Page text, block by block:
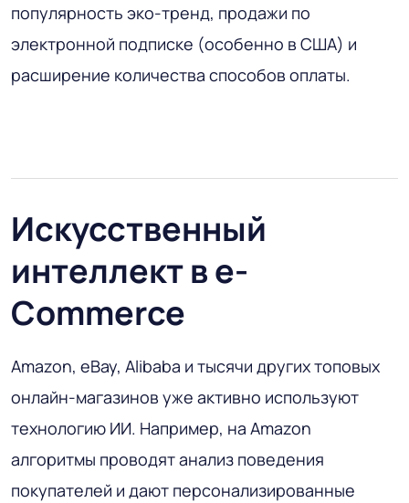
популярность эко-тренд, продажи по
электронной подписке (особенно в США) и
расширение количества способов оплаты.
Искусственный
интеллект в e-
Commerce
Amazon, eBay, Alibaba и тысячи других топовых
онлайн-магазинов уже активно используют
технологию ИИ. Например, на Amazon
алгоритмы проводят анализ поведения
покупателей и дают персонализированные